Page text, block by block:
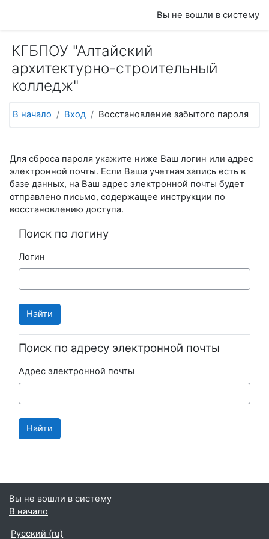
Вы не вошли в систему
КГБПОУ "Алтайский
архитектурно-строительный
колледж"
В начало Вход Восстановление забытого пароля
Для сброса пароля укажите ниже Ваш логин или адрес
электронной почты. Если Ваша учетная запись есть в
базе данных, на Ваш адрес электронной почты будет
отправлено письмо, содержащее инструкции по
восстановлению доступа.
Поиск по логину
Логин
Поиск по адресу электронной почты
Адрес электронной почты
Вы не вошли в систему
В начало
Русский ‎(ru)‎